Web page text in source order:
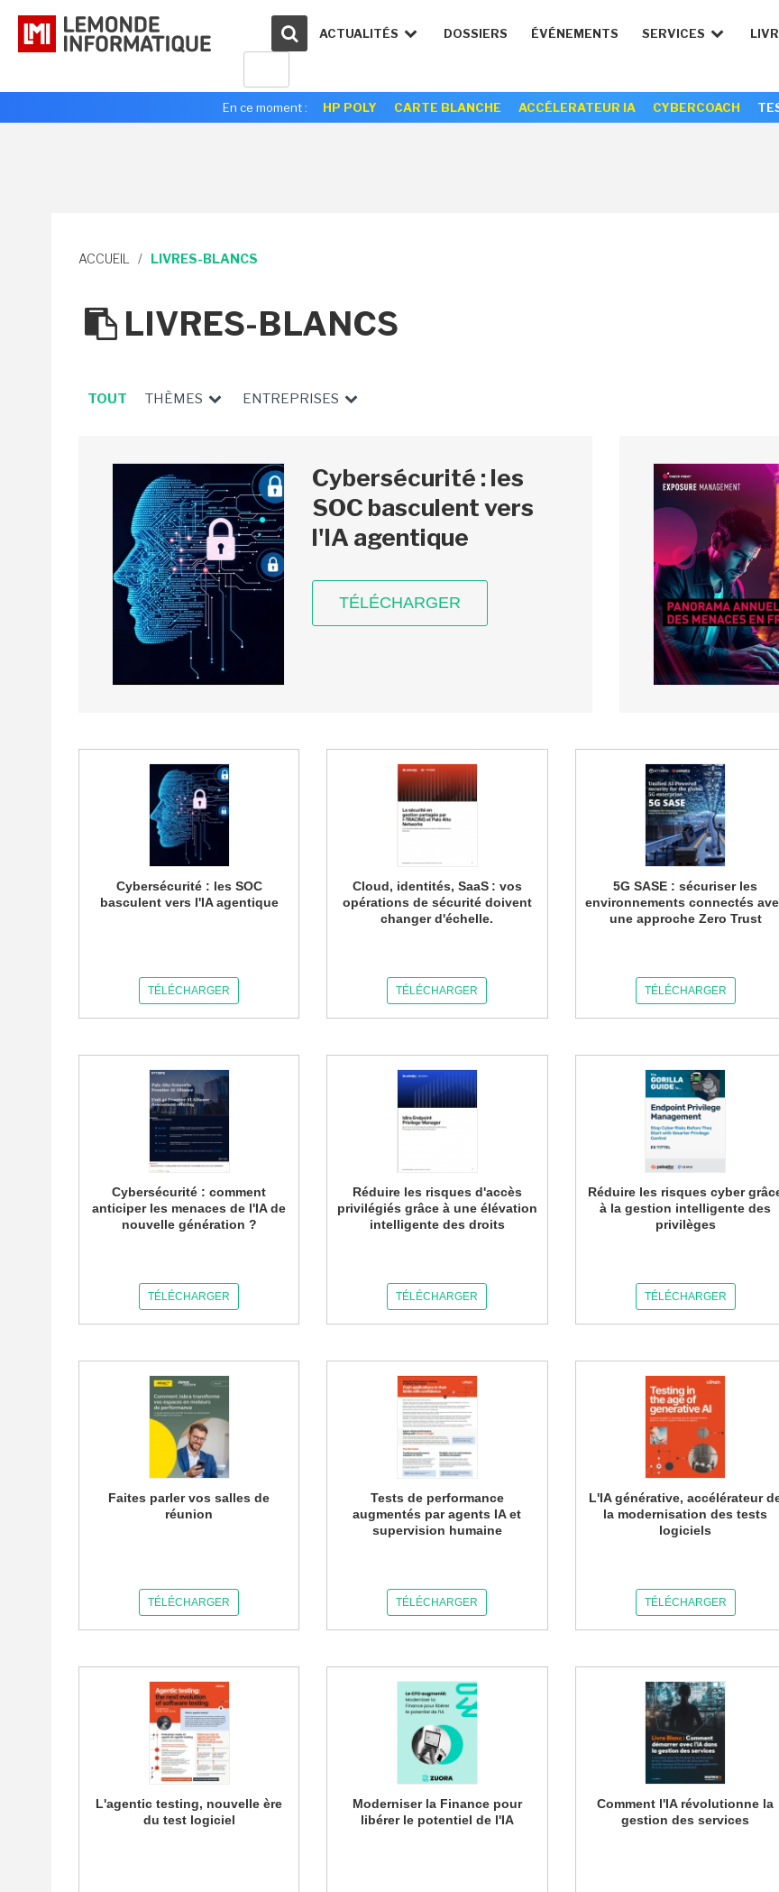
ACTUALITÉS DOSSIERS ÉVÉNEMENTS SERVICES
En ce moment : HP POLY CARTE BLANCHE ACCÉLERATEUR IA CYBERCOACH
ACCUEIL / LIVRES-BLANCS
LIVRES-BLANCS
TOUT THÈMES ENTREPRISES
Cybersécurité : les
SOC basculent vers
l'IA agentique
TÉLÉCHARGER
Cybersécurité : les SOC
basculent vers l'IA agentique
TÉLÉCHARGER
Cloud, identités, SaaS : vos
opérations de sécurité doivent
changer d'échelle.
TÉLÉCHARGER
5G SASE : sécuriser les
environnements connectés
une approche Zero Trust
TÉLÉCHARGER
Cybersécurité : comment
anticiper les menaces de l'IA de
nouvelle génération ?
TÉLÉCHARGER
Réduire les risques d'accès
privilégiés grâce à une élévation
intelligente des droits
TÉLÉCHARGER
Réduire les risques cyber
à la gestion intelligente des
privilèges
TÉLÉCHARGER
Faites parler vos salles de
réunion
TÉLÉCHARGER
Tests de performance
augmentés par agents IA et
supervision humaine
TÉLÉCHARGER
L'IA générative, accélérateur
la modernisation des tests
logiciels
TÉLÉCHARGER
L'agentic testing, nouvelle ère
du test logiciel
Moderniser la Finance pour
libérer le potentiel de l'IA
Comment l'IA révolutionne la
gestion des services